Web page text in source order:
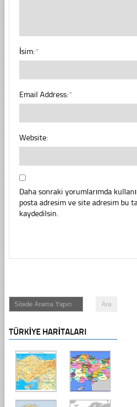
İsim:*
Email Address:*
Website:
Daha sonraki yorumlarımda
posta adresim ve site adresim bu
kaydedilsin.
TÜRKIYE HARITALARI